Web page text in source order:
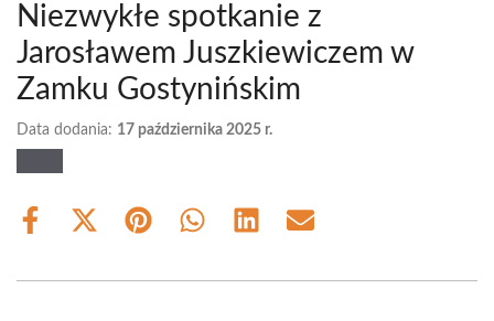
Niezwykłe spotkanie z
Jarosławem Juszkiewiczem w
Zamku Gostynińskim
Data dodania: 17 października 2025 r.
Share
Share
(Twitter)
Share Share Share Share